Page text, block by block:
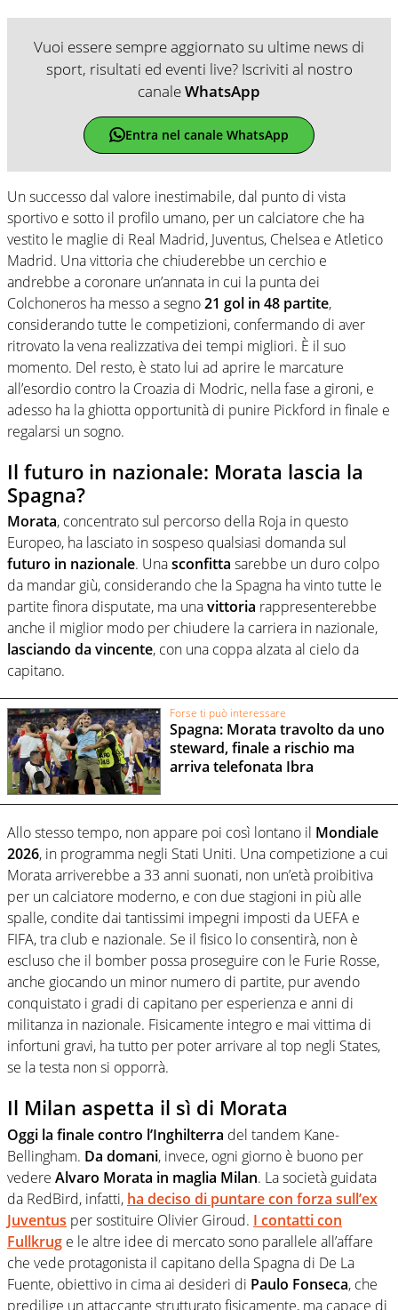
Vuoi essere sempre aggiornato su ultime news di
sport, risultati ed eventi live? Iscriviti al nostro
canaleWhatsApp
Entra nel canale WhatsApp
Un successo dal valore inestimabile, dal punto di vista
sportivo e sotto il profilo umano, per un calciatore che ha
vestito le maglie di Real Madrid, Juventus, Chelsea e Atletico
Madrid. Una vittoria che chiuderebbe un cerchio e
andrebbe a coronare un’annata in cui la punta dei
Colchoneros ha messo a segno21 gol in 48 partite,
considerando tutte le competizioni, confermando di aver
ritrovato la vena realizzativa dei tempi migliori. È il suo
momento. Del resto, è stato lui ad aprire le marcature
all’esordio contro la Croazia di Modric, nella fase a gironi, e
adesso ha la ghiotta opportunità di punire Pickford in finale e
regalarsi un sogno.
Il futuro in nazionale: Morata lascia la
Spagna?
Morata, concentrato sul percorso della Roja in questo
Europeo, ha lasciato in sospeso qualsiasi domanda sul
futuro in nazionale. Unasconfitta sarebbe un duro colpo
da mandar giù, considerando che la Spagna ha vinto tutte le
partite finora disputate, ma unavittoria rappresenterebbe
anche il miglior modo per chiudere la carriera in nazionale,
lasciando da vincente, con una coppa alzata al cielo da
capitano.
Forse ti può interessare
Spagna: Morata travolto da uno
steward, finale a rischio ma
arriva telefonata Ibra
Allo stesso tempo, non appare poi così lontano il Mondiale
2026, in programma negli Stati Uniti. Una competizione a cui
Morata arriverebbe a 33 anni suonati, non un’età proibitiva
per un calciatore moderno, e con due stagioni in più alle
spalle, condite dai tantissimi impegni imposti da UEFA e
FIFA, tra club e nazionale. Se il fisico lo consentirà, non è
escluso che il bomber possa proseguire con le Furie Rosse,
anche giocando un minor numero di partite, pur avendo
conquistato i gradi di capitano per esperienza e anni di
militanza in nazionale. Fisicamente integro e mai vittima di
infortuni gravi, ha tutto per poter arrivare al top negli States,
se la testa non si opporrà.
Il Milan aspetta il sì di Morata
Oggi la finale contro l’Inghilterra del tandem Kane-
Bellingham. Da domani, invece, ogni giorno è buono per
vedere Alvaro Morata in maglia Milan. La società guidata
da RedBird, infatti, ha deciso di puntare con forza sull’ex
Juventus per sostituire Olivier Giroud. I contatti con
Fullkrug e le altre idee di mercato sono parallele all’affare
che vede protagonista il capitano della Spagna di De La
Fuente, obiettivo in cima ai desideri di Paulo Fonseca, che
predilige un attaccante strutturato fisicamente, ma capace di